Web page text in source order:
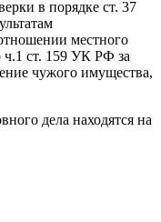
в порядке ст. 37
местного
ч.1 ст. 159 УК РФ за
чужого имущества,
дела находятся на